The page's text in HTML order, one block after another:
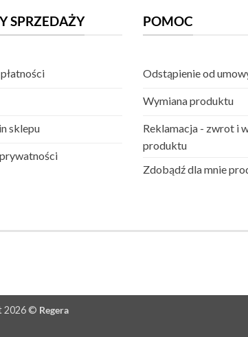
SPRZEDAŻY
sklepu
POMOC
Odstąpienie od
Wymiana produktu
Reklamacja - zwrot i
produktu
Zdobądź dla mnie
2026 © Regera